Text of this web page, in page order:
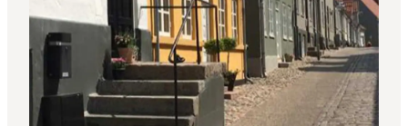
Byer og steder
Planlæg ferien
Transport